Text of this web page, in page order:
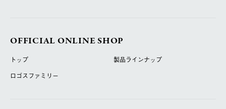
OFFICIAL ONLINE SHOP
トップ
製品ラインナップ
ロゴスファミリー